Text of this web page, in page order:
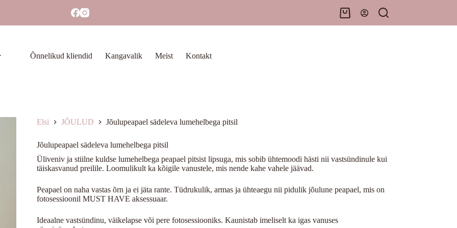
Shopping
cart
Õnnelikud kliendid Kangavalik Meist Kontakt
Elsi JÕULUD Jõulupeapael sädeleva lumehelbega pitsil
Jõulupeapael sädeleva lumehelbega pitsil
Üliveniv ja stiilne kuldse lumehelbega peapael pitsist lipsuga, mis sobib ühtemoodi hästi nii vastsündinule kui
täiskasvanud preilile. Loomulikult ka kõigile vanustele, mis nende kahe vahele jäävad.
Peapael on naha vastas õrn ja ei jäta rante. Tüdrukulik, armas ja ühteaegu nii pidulik jõulune peapael, mis on
fotosessioonil MUST HAVE aksessuaar.
Ideaalne vastsündinu, väikelapse või pere fotosessiooniks. Kaunistab imeliselt ka igas vanuses